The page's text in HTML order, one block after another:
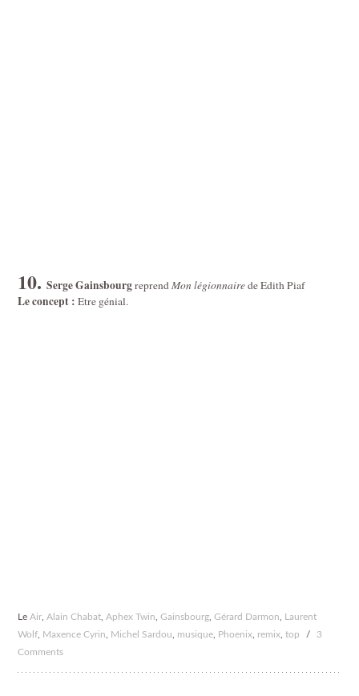
10.Serge GainsbourgreprendMon légionnairede Edith Piaf
Le concept :Etre génial.
LeAir ,Alain Chabat ,Aphex Twin ,Gainsbourg ,Gérard Darmon
Laurent
Wolf Maxence Cyrin Michel Sardou musique Phoenix remix ,top /
3
Comments